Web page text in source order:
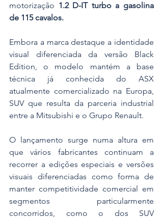
motorização 1.2 D-IT turbo a gasolina
de 115 cavalos.
Embora a marca destaque a identidade
visual diferenciada da versão Black
Edition, o modelo mantém a base
técnica já conhecida do ASX
atualmente comercializado na Europa,
SUV que resulta da parceria industrial
entre a Mitsubishi e o Grupo Renault.
O lançamento surge numa altura em
que vários fabricantes continuam a
recorrer a edições especiais e versões
visuais diferenciadas como forma de
manter competitividade comercial em
segmentos particularmente
concorridos, como o dos SUV